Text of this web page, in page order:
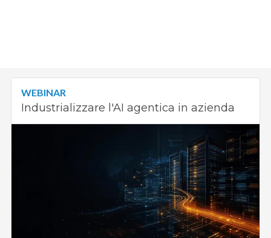
WEBINAR
Industrializzare l'AI agentica in azienda